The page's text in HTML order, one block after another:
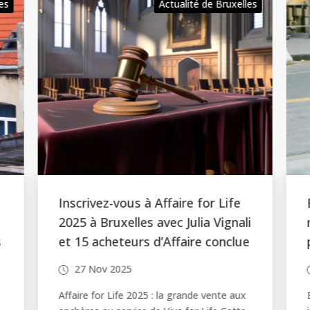
Actualité de Bruxelles
Budget 2026 de Schaerbeek: 60
millions d’investissements
prévus
27 Nov 2025
Budget 2026 à Schaerbeek : entre